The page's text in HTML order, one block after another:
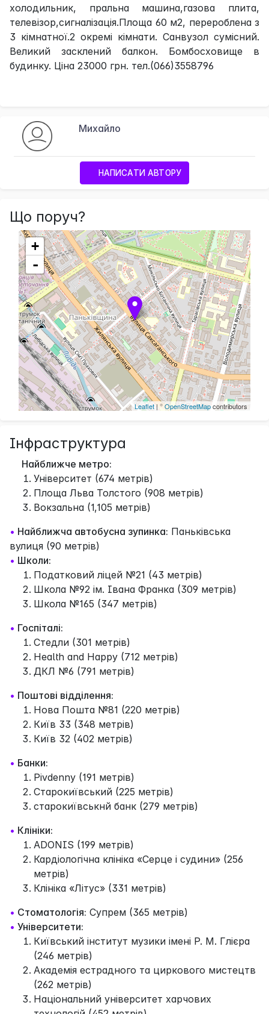
холодильник, пральна машина,газова плита,
телевізор,сигналізація.Площа 60 м2, перероблена з
3 кімнатної.2 окремі кімнати. Санвузол сумісний.
Великий засклений балкон. Бомбосховище в
будинку. Ціна 23000 грн. тел.(066)3558796
Михайло
НАПИСАТИ АВТОРУ
Що поруч?
+
-
Leaflet| ©OpenStreetMapcontributors
Інфраструктура
Найближче метро:
Університет (674 метрів)
Площа Льва Толстого (908 метрів)
Вокзальна (1,105 метрів)
• Найближча автобусна зупинка: Паньківська
вулиця (90 метрів)
• Школи:
Податковий ліцей №21 (43 метрів)
Школа №92 ім. Івана Франка (309 метрів)
Школа №165 (347 метрів)
• Госпіталі:
Стедли (301 метрів)
Health and Happy (712 метрів)
ДКЛ №6 (791 метрів)
• Поштові відділення:
Нова Пошта №81 (220 метрів)
Київ 33 (348 метрів)
Київ 32 (402 метрів)
• Банки:
Pivdenny (191 метрів)
Старокиївський (225 метрів)
старокиївськнй банк (279 метрів)
• Клініки:
ADONIS (199 метрів)
Кардіологічна клініка «Серце і судини» (256
метрів)
Клініка «Літус» (331 метрів)
• Стоматологія: Супрем (365 метрів)
• Університети:
Київський інститут музики імені Р. М. Глієра
(246 метрів)
Академія естрадного та циркового мистецтв
(262 метрів)
Національний університет харчових